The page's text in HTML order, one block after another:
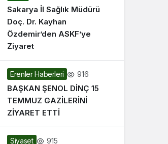
Sakarya İl Sağlık Müdürü
Doç. Dr. Kayhan
Özdemir’den ASKF’ye
Ziyaret
Erenler Haberleri 916
BAŞKAN ŞENOL DİNÇ 15
TEMMUZ GAZİLERİNİ
ZİYARET ETTİ
Siyaset 915